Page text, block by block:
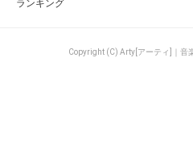
ランキング
Copyright (C) Arty[アーティ]｜音